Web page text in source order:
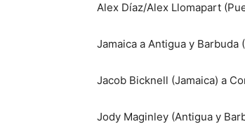
Alex Díaz/Alex Llomapart
Jamaica a Antigua y Barbuda
Jacob Bicknell (Jamaica) a
Jody Maginley (Antigua y